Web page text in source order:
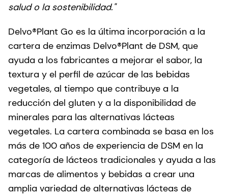
salud o la sostenibilidad."
Delvo®Plant Go es la última incorporación a la
cartera de enzimas Delvo®Plant de DSM, que
ayuda a los fabricantes a mejorar el sabor, la
textura y el perfil de azúcar de las bebidas
vegetales, al tiempo que contribuye a la
reducción del gluten y a la disponibilidad de
minerales para las alternativas lácteas
vegetales. La cartera combinada se basa en los
más de 100 años de experiencia de DSM en la
categoría de lácteos tradicionales y ayuda a las
marcas de alimentos y bebidas a crear una
amplia variedad de alternativas lácteas de